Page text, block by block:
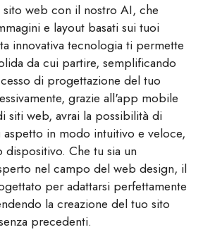
web con il nostro AI, che
e layout basati sui tuoi
innovativa tecnologia ti permette
da cui partire, semplificando
di progettazione del tuo
grazie all'app mobile
siti web, avrai la possibilità di
in modo intuitivo e veloce,
Che tu sia un
nel campo del web design, il
per adattarsi perfettamente
la creazione del tuo sito
precedenti.